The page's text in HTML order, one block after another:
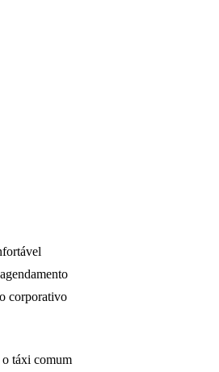
corporativo
táxi comum